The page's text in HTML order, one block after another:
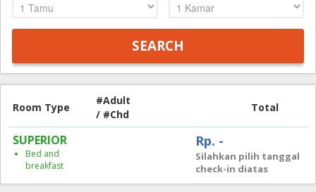
Room Type
#Adult
/ #Chd
Total
SUPERIOR
Bed and
breakfast
Rp. -
Silahkan pilih tanggal
check-in diatas